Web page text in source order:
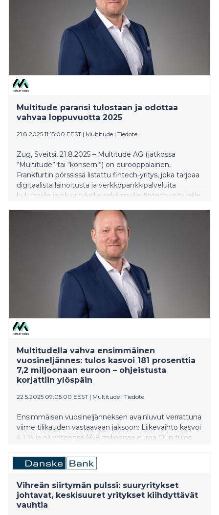
Multitude paransi tulostaan ja odottaa
vahvaa loppuvuotta 2025
21.8.2025 11:15:00 EEST | Multitude | Tiedote
Zug, Sveitsi, 21.8.2025 – Multitude AG (jatkossa
“Multitude” tai “konserni”) on eurooppalainen,
Frankfurtin pörssissä listattu fintech-yritys, joka tarjoaa
digitaalista lainoitusta ja verkkopankkipalveluita
kuluttajille ja pk-yrityksille sekä muille fintech-yrityksille
julkaissut H1/2025 lukunsa, jotka kertovat vahvasta
kehityksestä ja kannattavuudesta kaikissa
liiketoimintayksiköissä eli
kuluttajapankkiliiketoiminnassa (Ferratum),
yrityspankkiliiketoiminnassa (CapitalBox) ja
tukkupankkiliiketoiminnassa (Multitude Bank).
Multitudella vahva ensimmäinen
vuosineljännes: tulos kasvoi 181 prosenttia
7,2 miljoonaan euroon – ohjeistusta
korjattiin ylöspäin
22.5.2025 09:05:00 EEST | Multitude | Tiedote
Ensimmäisen vuosineljänneksen avainluvut verrattuna
viime tilikauden vastaavaan jaksoon: Liikevaihto kasvoi
4,1 % ja oli yhteensä 66,8 miljoonaa euroa Q1:n tulos
Lisäosuuden osto Lea Bank AB:sta korostaa
kumppanuusstrategiaamme Olemme yltämässä
tulokseen vuonna 2025
Vihreän siirtymän pulssi: suuryritykset
johtavat, keskisuuret yritykset kiihdyttävät
vauhtia